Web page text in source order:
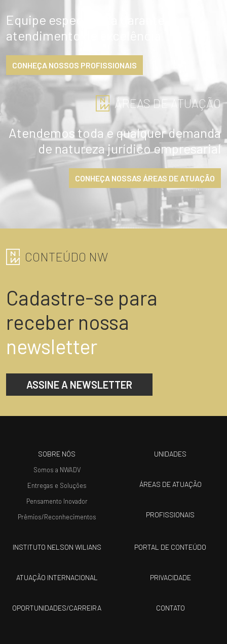
Equipe especialista garante
atendimento de excelência
CONHEÇA NOSSOS PROFISSIONAIS
ÁREAS DE ATUAÇÃO
Atendemos toda e qualquer demanda
de natureza jurídico empresarial
CONHEÇA NOSSAS ÁREAS DE ATUAÇÃO
CONTEÚDO NW
Cadastre-se para
receber nossa
newsletter
ASSINE A NEWSLETTER
SOBRE NÓS
Somos a NWADV
Entregas e Soluções
Pensamento Inovador
Prêmios/Reconhecimentos
UNIDADES
ÁREAS DE ATUAÇÃO
PROFISSIONAIS
INSTITUTO NELSON WILIANS
ATUAÇÃO INTERNACIONAL
OPORTUNIDADES/CARREIRA
PORTAL DE CONTEÚDO
PRIVACIDADE
CONTATO